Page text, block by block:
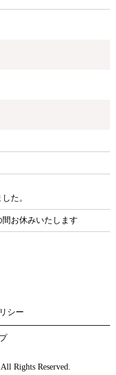
た。
お休みいたします
シー
Rights Reserved.